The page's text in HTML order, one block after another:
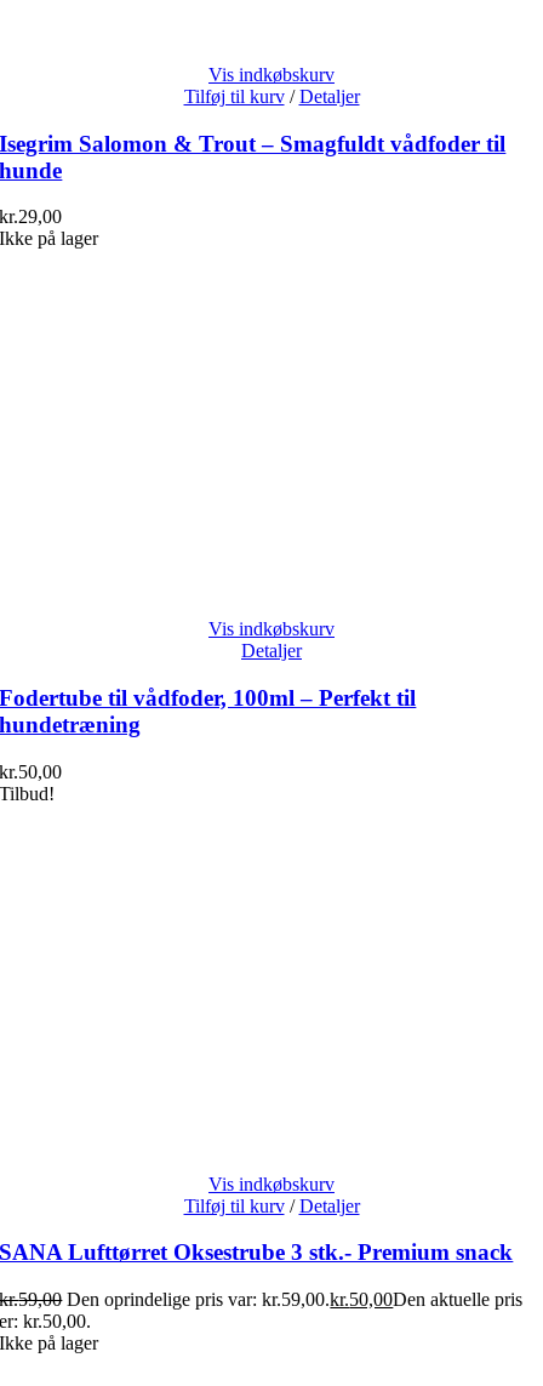
Vis indkøbskurv
Tilføj til kurv / Detaljer
Isegrim Salomon & Trout – Smagfuldt vådfoder til
hunde
kr.29,00
Ikke på lager
Vis indkøbskurv
Detaljer
Fodertube til vådfoder, 100ml – Perfekt til
hundetræning
kr.50,00
Tilbud!
Vis indkøbskurv
Tilføj til kurv / Detaljer
SANA Lufttørret Oksestrube 3 stk.- Premium snack
kr.59,00 Den oprindelige pris var: kr.59,00.kr.50,00Den aktuelle pris
er: kr.50,00.
Ikke på lager